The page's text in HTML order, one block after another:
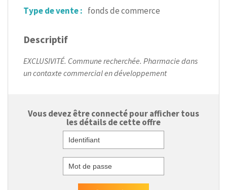
Type de vente : fonds de commerce
Descriptif
EXCLUSIVITÉ. Commune recherchée. Pharmacie dans
un contaxte commercial en développement
Vous devez être connecté pour afficher tous
les détails de cette offre
Identifiant
Mot de passe